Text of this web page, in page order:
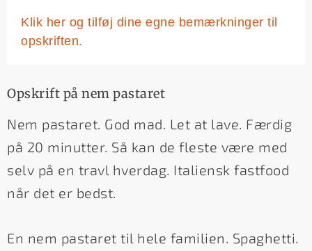
Klik her og tilføj dine egne bemærkninger til
opskriften.
Opskrift på nem pastaret
Nem pastaret. God mad. Let at lave. Færdig
på 20 minutter. Så kan de fleste være med
selv på en travl hverdag. Italiensk fastfood
når det er bedst.
En nem pastaret til hele familien. Spaghetti.